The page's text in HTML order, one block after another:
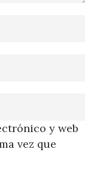
y web
vez que